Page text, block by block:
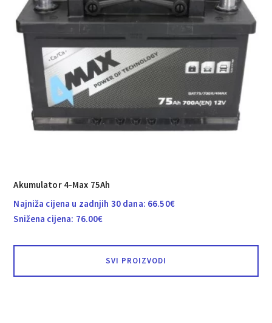
Akumulator 4-Max 75Ah
Najniža cijena u zadnjih 30 dana: 66.50€
Snižena cijena: 76.00€
SVI PROIZVODI